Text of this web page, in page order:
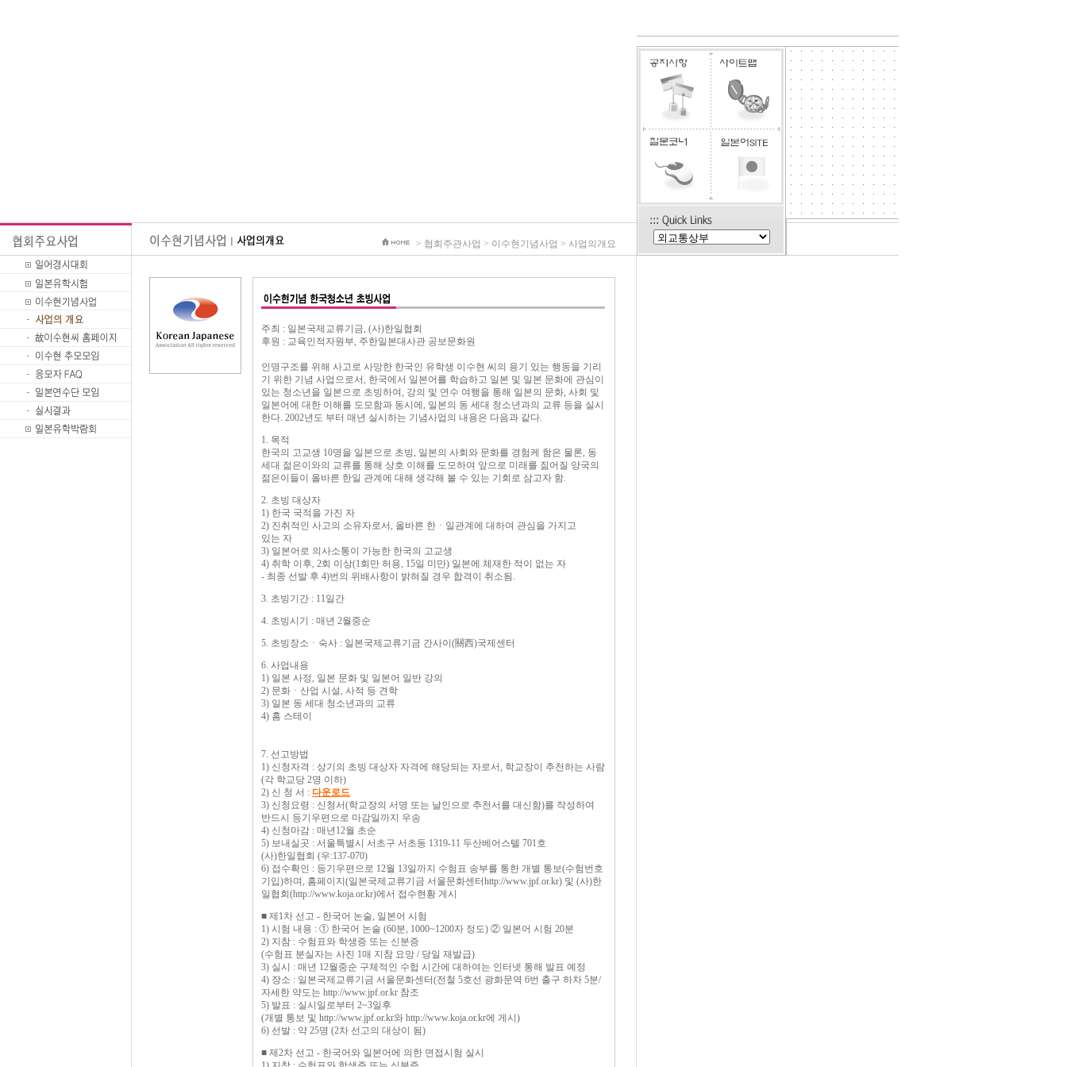
> 협회주관사업 > 이수현기념사업 > 사업의개요
주최 : 일본국제교류기금, (사)한일협회
후원 : 교육인적자원부, 주한일본대사관 공보문화원
인명구조를 위해 사고로 사망한 한국인 유학생 이수현 씨의 용기 있는 행동을 기리
기 위한 기념 사업으로서, 한국에서 일본어를 학습하고 일본 및 일본 문화에 관심이
있는 청소년을 일본으로 초빙하여, 강의 및 연수 여행을 통해 일본의 문화, 사회 및
일본어에 대한 이해를 도모함과 동시에, 일본의 동 세대 청소년과의 교류 등을 실시
한다. 2002년도 부터 매년 실시하는 기념사업의 내용은 다음과 같다.
1. 목적
한국의 고교생 10명을 일본으로 초빙, 일본의 사회와 문화를 경험케 함은 물론, 동
세대 젊은이와의 교류를 통해 상호 이해를 도모하여 앞으로 미래를 짊어질 양국의
젊은이들이 올바른 한일 관계에 대해 생각해 볼 수 있는 기회로 삼고자 함.
2. 초빙 대상자
1) 한국 국적을 가진 자
2) 진취적인 사고의 소유자로서, 올바른 한ㆍ일관계에 대하여 관심을 가지고
있는 자
3) 일본어로 의사소통이 가능한 한국의 고교생
4) 취학 이후, 2회 이상(1회만 허용, 15일 미만) 일본에 체재한 적이 없는 자
- 최종 선발 후 4)번의 위배사항이 밝혀질 경우 합격이 취소됨.
3. 초빙기간 : 11일간
4. 초빙시기 : 매년 2월중순
5. 초빙장소ㆍ숙사 : 일본국제교류기금 간사이(關西)국제센터
6. 사업내용
1) 일본 사정, 일본 문화 및 일본어 일반 강의
2) 문화ㆍ산업 시설, 사적 등 견학
3) 일본 동 세대 청소년과의 교류
4) 홈 스테이
7. 선고방법
1) 신청자격 : 상기의 초빙 대상자 자격에 해당되는 자로서, 학교장이 추천하는 사람
(각 학교당 2명 이하)
2) 신 청 서 : 다운로드
3) 신청요령 : 신청서(학교장의 서명 또는 날인으로 추천서를 대신함)를 작성하여
반드시 등기우편으로 마감일까지 우송
4) 신청마감 : 매년12월 초순
5) 보내실곳 : 서울특별시 서초구 서초동 1319-11 두산베어스텔 701호
(사)한일협회 (우:137-070)
6) 접수확인 : 등기우편으로 12월 13일까지 수험표 송부를 통한 개별 통보(수험번호
기입)하며, 홈페이지(일본국제교류기금 서울문화센터http://www.jpf.or.kr) 및 (사)한
일협회(http://www.koja.or.kr)에서 접수현황 게시
■ 제1차 선고 - 한국어 논술, 일본어 시험
1) 시험 내용 : ① 한국어 논술 (60분, 1000~1200자 정도) ② 일본어 시험 20분
2) 지참 : 수험표와 학생증 또는 신분증
(수험표 분실자는 사진 1매 지참 요망 / 당일 재발급)
3) 실시 : 매년 12월중순 구체적인 수헙 시간에 대하여는 인터넷 통해 발표 예정
4) 장소 : 일본국제교류기금 서울문화센터(전철 5호선 광화문역 6번 출구 하차 5분/
자세한 약도는 http://www.jpf.or.kr 참조
5) 발표 : 실시일로부터 2~3일후
(개별 통보 및 http://www.jpf.or.kr와 http://www.koja.or.kr에 게시)
6) 선발 : 약 25명 (2차 선고의 대상이 됨)
■ 제2차 선고 - 한국어와 일본어에 의한 면접시험 실시